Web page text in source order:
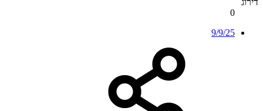
דירוג
0
9/9/25